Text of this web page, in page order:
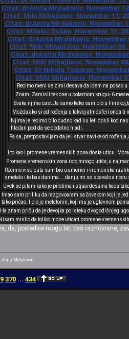
Citat: drAnita Mrdakovic Novembar 12,
Citat: Miki Mihajlovic Novembar 11,
Citat: drAnita Mrdakovic Novembar
Citat: Miletić Dušan Novembar 11,
Citat: drAnita Mrdakovic Novembar
Citat: Miki Mihajlovic Novembar 09,
Citat: drAnita Mrdakovic Novembar
Citat: Miki Mihajlovic Novembar 08,
Citat: Dr Nikola Todorov Novembar
Citat: Miki Mihajlovic Novembar
Recimo meni se zimi desava da idem na posao
Znam. Zamisli tek one u polarnom krugu- 6
Svaka njima cast.Ja samo kako sam bio u
Možda ako si od rođenja u takvoj atmosferi onda ti
Njima je recimo bilo cudno kad su leti dosli kod
hladan pod da se dodatno hladi.
Pa sa, pretpostavljam da je i stvar navike od
I to kao i promene vremenskih zona dosta uticu.
Promena vremenskih zona isto mnogo utiče, u
Recimo vise puta sam bio u americi i vremenska
smetalo i to bas danima....danju mi se spavalo a nocu
Uvek se pitam kako je pilotima i stjuardesama kada
Imao sam priliku da razgovoaram sa čovekom koji je
tako pričao. I pio je melatonin, koji mu je uglavnom
Ha znam priču da je devojka po isteku dvogodišnjeg
Nisam mislio da toliko moze uticati promene
da, posledice mogu biti baš raznovrsne,
Anita Mrdaković
370 ... 434